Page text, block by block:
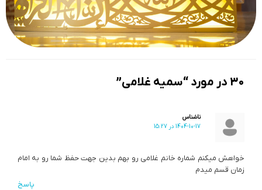
30 در مورد “سمیه غلامی”
ناشناس
1404-10-17 در 15:27
خواهش میکنم شماره خانم غلامی رو بهم بدین جهت حفظ شما رو به امام
زمان قسم میدم
پاسخ